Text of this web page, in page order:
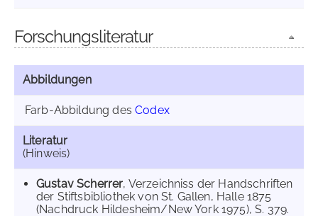
Forschungsliteratur
Abbildungen
Farb-Abbildung desCodex
Literatur
(Hinweis)
Gustav Scherrer, Verzeichniss der Handschriften
der Stiftsbibliothek von St. Gallen, Halle 1875
(Nachdruck Hildesheim/New York 1975), S. 379.